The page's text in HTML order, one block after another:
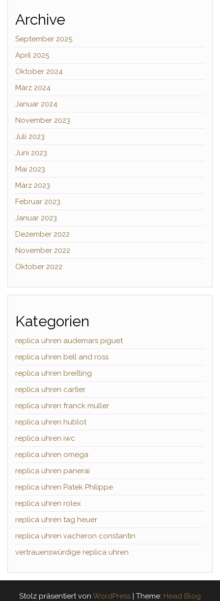
Archive
September 2025
April 2025
Oktober 2024
März 2024
Januar 2024
November 2023
Juli 2023
Juni 2023
Mai 2023
März 2023
Februar 2023
Januar 2023
Dezember 2022
November 2022
Oktober 2022
Kategorien
replica uhren audemars piguet
replica uhren bell and ross
replica uhren breitling
replica uhren cartier
replica uhren franck muller
replica uhren hublot
replica uhren iwc
replica uhren omega
replica uhren panerai
replica uhren Patek Philippe
replica uhren rolex
replica uhren tag heuer
replica uhren vacheron constantin
vertrauenswürdige replica uhren
Stolz präsentiert von WordPress | Theme: Head Blog